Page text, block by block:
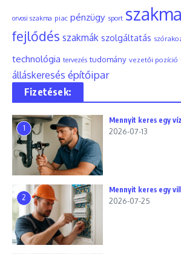
orvosi szakma piac pénzügy sport szakma
fejlődés szakmák szolgáltatás
technológia tervezés tudomány vezetői pozíció
álláskeresés építőipar
Fizetések:
1
Mennyit keres egy
2026-07-13
2
Mennyit keres egy
2026-07-25